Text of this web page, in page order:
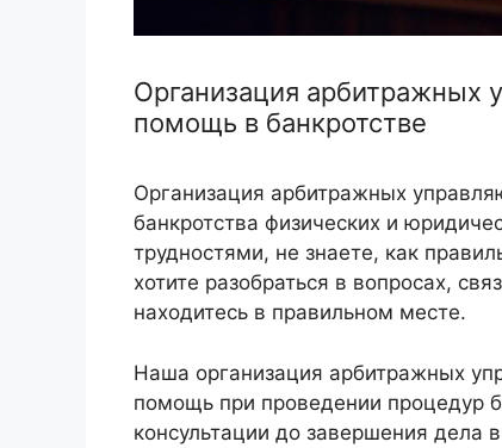
Организация арбитражных
помощь в банкротстве
Организация арбитражных
банкротства физических и
трудностями, не знаете, как
хотите разобраться в вопросах,
находитесь в правильном месте.
Наша организация арбитражных
помощь при проведении процедур
консультации до завершения